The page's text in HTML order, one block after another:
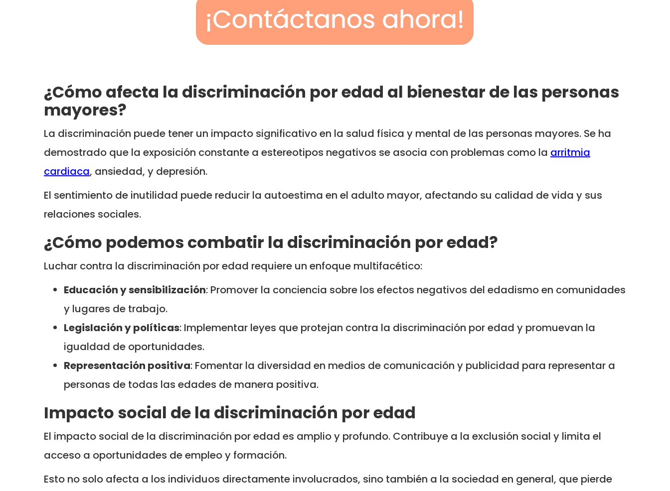
¿Cómo afecta la discriminación por edad al bienestar de las personas
mayores?
La discriminación puede tener un impacto significativo en la salud física y mental de las personas mayores. Se ha
demostrado que la exposición constante a estereotipos negativos se asocia con problemas como la arritmia
cardiaca, ansiedad, y depresión.
El sentimiento de inutilidad puede reducir la autoestima en el adulto mayor, afectando su calidad de vida y sus
relaciones sociales.
¿Cómo podemos combatir la discriminación por edad?
Luchar contra la discriminación por edad requiere un enfoque multifacético:
Educación y sensibilización: Promover la conciencia sobre los efectos negativos del edadismo en comunidades
y lugares de trabajo.
Legislación y políticas: Implementar leyes que protejan contra la discriminación por edad y promuevan la
igualdad de oportunidades.
Representación positiva: Fomentar la diversidad en medios de comunicación y publicidad para representar a
personas de todas las edades de manera positiva.
Impacto social de la discriminación por edad
El impacto social de la discriminación por edad es amplio y profundo. Contribuye a la exclusión social y limita el
acceso a oportunidades de empleo y formación.
Esto no solo afecta a los individuos directamente involucrados, sino también a la sociedad en general, que pierde